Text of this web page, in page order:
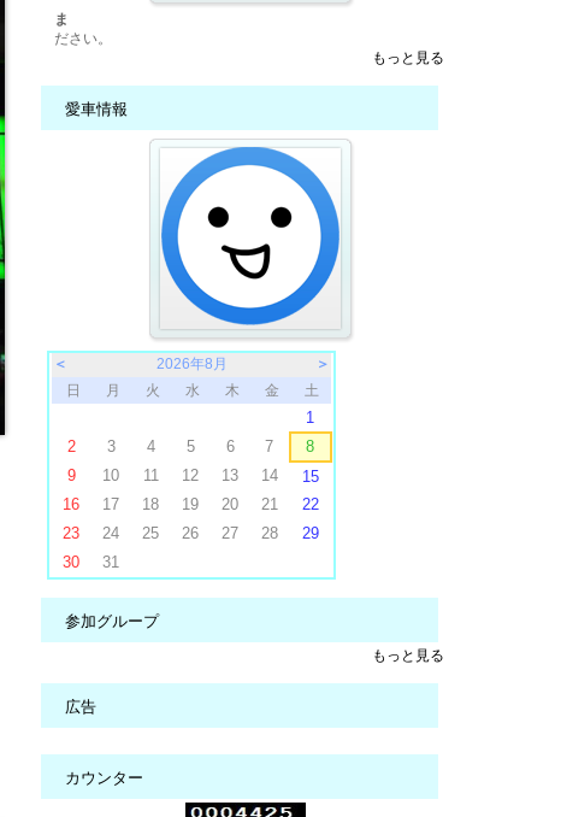
ま
ださい。
もっと見る
愛車情報
＜ 2026年8月
＞
日
月 火 水 木 金 土
1
2
3 4 5 6 7
8
9
10 11 12 13 14
15
16
17 18 19 20 21
22
23
24 25 26 27 28
29
30
31
参加グループ
もっと見る
広告
カウンター